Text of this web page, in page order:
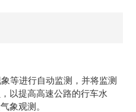
等进行自动监测，并将监测
以提高高速公路的行车水
象观测。